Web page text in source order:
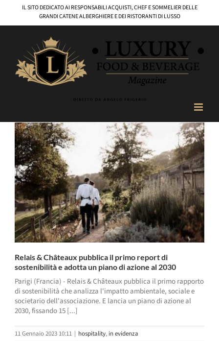
contenuto
IL SITO DEDICATO AI RESPONSABILI ACQUISTI, CHEF E SOMMELIER DELLE
GRANDI CATENE ALBERGHIERE E DEI RISTORANTI DI LUSSO
Relais & Châteaux pubblica il primo report di
sostenibilità e adotta un piano di azione al 2030
Parigi (Francia) - Relais & Châteaux pubblica il primo rapporto
di sostenibilità che analizza l'impatto ambientale, sociale e
societario dell'associazione. E lancia un piano di azione al
2030, fissando 15 [...]
11 Gennaio 2023 10:11 | hospitality, in evidenza